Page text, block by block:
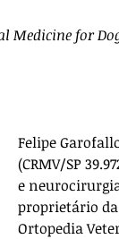
Medicine for
Felipe
(CRMV/SP
e
proprietário
Ortopedia